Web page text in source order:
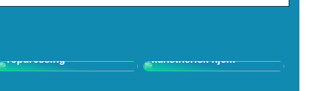
Topdressing
kunstnerisk hjem